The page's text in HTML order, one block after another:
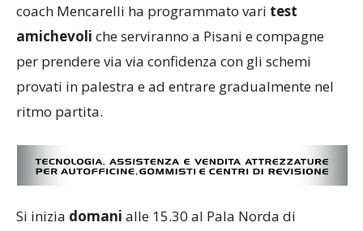
coach Mencarelli ha programmato vari test
amichevoli che serviranno a Pisani e compagne
per prendere via via confidenza con gli schemi
provati in palestra e ad entrare gradualmente nel
ritmo partita.
Si inizia domani alle 15.30 al Pala Norda di